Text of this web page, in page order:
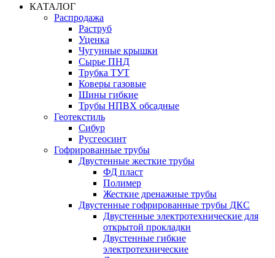
КАТАЛОГ
Распродажа
Раструб
Уценка
Чугунные крышки
Сырье ПНД
Трубка ТУТ
Коверы газовые
Шины гибкие
Трубы НПВХ обсадные
Геотекстиль
Сибур
Русгеосинт
Гофрированные трубы
Двустенные жесткие трубы
ФД пласт
Полимер
Жесткие дренажные трубы
Двустенные гофрированные трубы ДКС
Двустенные электротехнические для
открытой прокладки
Двустенные гибкие
электротехнические